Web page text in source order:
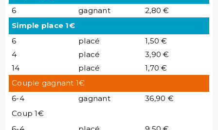
6
gagnant
2,80 €
Simple place 1€
6
placé
1,50 €
4
placé
3,90 €
14
placé
1,70 €
Couple gagnant 1€
6-4
gagnant
36,90 €
Coup 1€